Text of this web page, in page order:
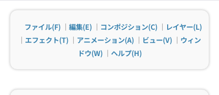
ファイル(F)｜ 編集(E)｜ コンポジション(C)｜ レイヤー(L)
｜ エフェクト(T) ｜ アニメーション(A) ｜ ビュー(V) ｜ ウィン
ドウ(W)｜ ヘルプ(H)